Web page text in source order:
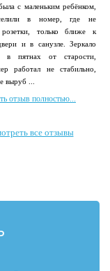
с маленьким ребёнком,
в номер, где не
розетки, только ближе к
и в санузле. Зеркало
в пятнах от старости,
работал не стабильно,
выруб ...
отзыв полностью...
все отзывы